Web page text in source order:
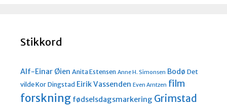
Stikkord
Alf-Einar Øien Anita Estensen Anne H. Simonsen Bodø Det
vilde KorDingstad Eirik Vassenden Even Arntzen film
forskning fødselsdagsmarkering Grimstad